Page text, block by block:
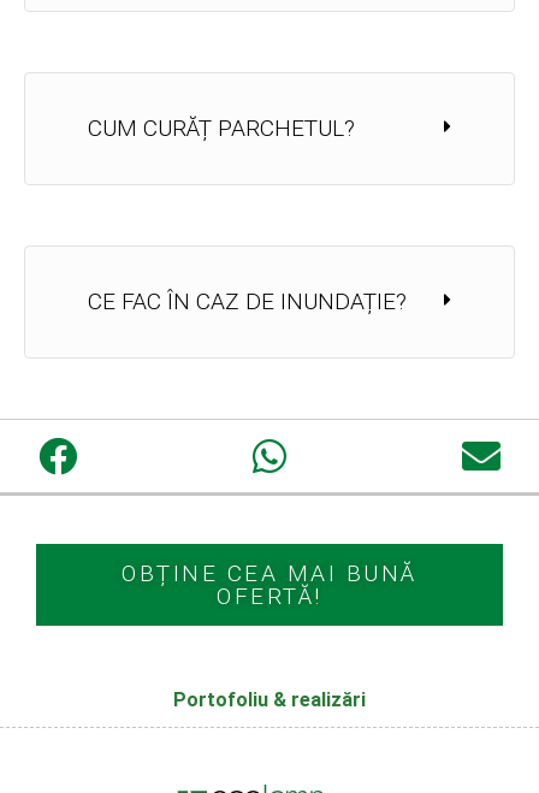
CUM CURĂȚ PARCHETUL?
CE FAC ÎN CAZ DE INUNDAȚIE?
OBȚINE CEA MAI BUNĂ
OFERTĂ!
Portofoliu & realizări